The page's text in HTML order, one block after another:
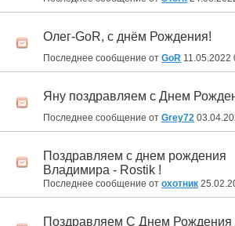
Олег-GoR, с днём Рождения!
Последнее сообщение от GoR 11.05.2022
Яну поздравляем с Днем
Последнее сообщение от Grey72
Поздравляем с днем рождения
Владимира - Rostik !
Последнее сообщение от охотник
Поздравляем С Днем Рождения